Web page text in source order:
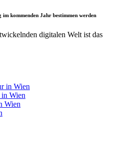
kommenden Jahr bestimmen werden
digitalen Welt ist das
in Wien
Wien
Wien